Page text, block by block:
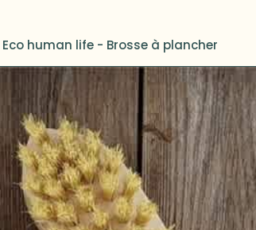
human life - Brosse à plancher